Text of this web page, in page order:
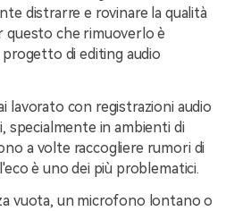
distrarre e rovinare la qualità
questo che rimuoverlo è
progetto di editing audio
lavorato con registrazioni audio
specialmente in ambienti di
a volte raccogliere rumori di
è uno dei più problematici.
vuota, un microfono lontano o